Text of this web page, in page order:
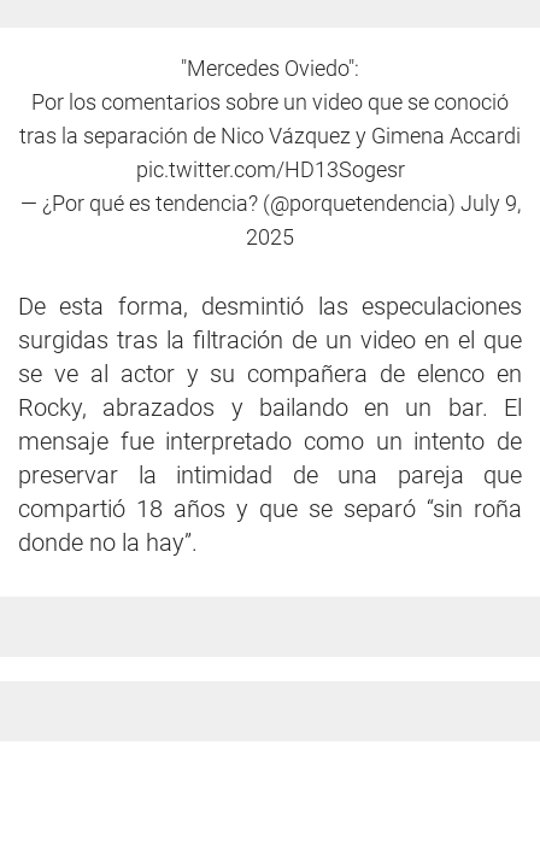
"Mercedes Oviedo":
Por los comentarios sobre un video que se conoció
tras la separación de Nico Vázquez y Gimena Accardi
pic.twitter.com/HD13Sogesr
— ¿Por qué es tendencia? (@porquetendencia) July 9,
2025
De esta forma, desmintió las especulaciones
surgidas tras la filtración de un video en el que
se ve al actor y su compañera de elenco en
Rocky, abrazados y bailando en un bar. El
mensaje fue interpretado como un intento de
preservar la intimidad de una pareja que
compartió 18 años y que se separó “sin roña
donde no la hay”.